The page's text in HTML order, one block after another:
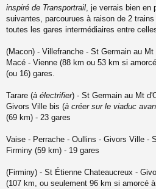
s
a
g
e
o
n
u
inspiré de Transportrail, je verrais bien en
suivantes, parcourues à raison de 2
toutes les gares intermédiaires entre
(Macon) - Villefranche - St Germain au
Macé - Vienne (88 km ou 53 km si
(ou 16) gares.
Tarare (à électrifier) - St Germain au Mt
Givors Ville bis (à créer sur le viaduc
(69 km) - 23 gares
Vaise - Perrache - Oullins - Givors Ville -
Firminy (59 km) - 19 gares
(Firminy) - St Étienne Chateaucreux -
(107 km, ou seulement 96 km si amorcé